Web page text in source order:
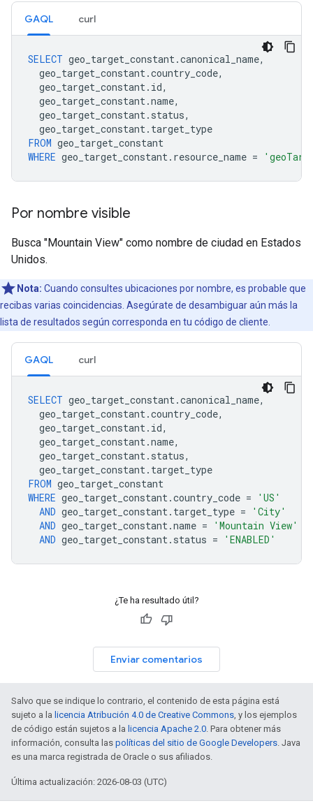
GAQL curl
SELECT geo_target_constant.canonical_name,
geo_target_constant.country_code,
geo_target_constant. id,
geo_target_constant.name,
geo_target_constant. status,
geo_target_constant. target_type
FROM geo_target_constant
WHERE geo_target_constant. resource_name =
Por nombre visible
Busca "Mountain View" como nombre de ciudad en Estados
Unidos.
Nota: Cuando consultes ubicaciones por nombre, es probable que
recibas varias coincidencias. Asegúrate de desambiguar aún más la
lista de resultados según corresponda en tu código de cliente.
GAQL curl
SELECT geo_target_constant.canonical_name,
geo_target_constant.country_code,
geo_target_constant. id,
geo_target_constant.name,
geo_target_constant. status,
geo_target_constant. target_type
FROM geo_target_constant
WHERE geo_target_constant.country_code =
'US'
AND geo_target_constant. target_type =
'City'
AND geo_target_constant.name =
'Mountain View'
AND geo_target_constant. status = 'ENABLED'
¿Te ha resultado útil?
Enviar comentarios
Salvo que se indique lo contrario, el contenido de esta página está
sujeto a la licencia Atribución 4.0 de Creative Commons , y los ejemplos
de código están sujetos a la licencia Apache 2.0 . Para obtener más
información, consulta las políticas del sitio de Google Developers . Java
es una marca registrada de Oracle o sus afiliados.
Última actualización: 2026-08-03 (UTC)